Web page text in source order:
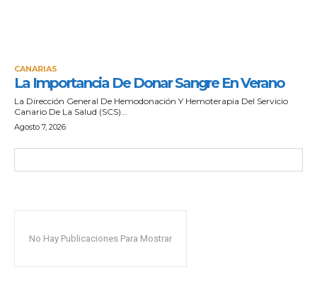
CANARIAS
La Importancia De Donar Sangre En Verano
La Dirección General De Hemodonación Y Hemoterapia Del Servicio
Canario De La Salud (SCS)...
Agosto 7, 2026
No Hay Publicaciones Para Mostrar